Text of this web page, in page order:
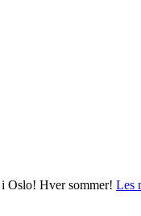
Oslo! Hver sommer! Les